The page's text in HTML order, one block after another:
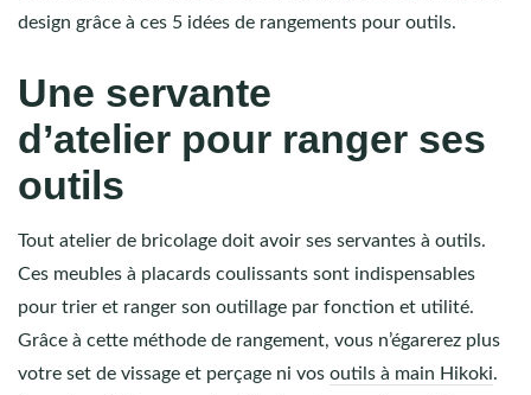
design grâce à ces 5 idées de rangements pour outils.
Une servante
d’atelier pour ranger ses
outils
Tout atelier de bricolage doit avoir ses servantes à outils.
Ces meubles à placards coulissants sont indispensables
pour trier et ranger son outillage par fonction et utilité.
Grâce à cette méthode de rangement, vous n’égarerez plus
votre set de vissage et perçage ni vos outils à main Hikoki.